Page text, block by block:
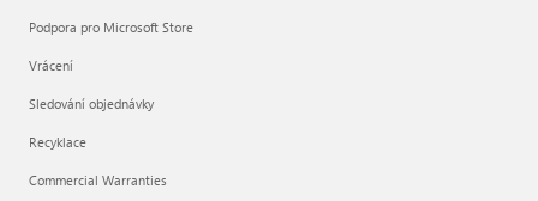
Podpora pro Microsoft Store
Vrácení
Sledování objednávky
Recyklace
Commercial Warranties